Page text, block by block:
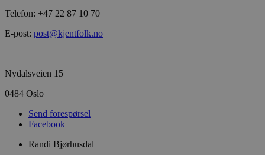
Telefon: +47 22 87 10 70
E-post: post@kjentfolk.no
Nydalsveien 15
0484 Oslo
Send forespørsel
Facebook
Randi Bjørhusdal